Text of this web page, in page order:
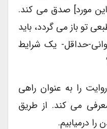
مورد] صدق می کند.
تو باز می گردد، باید
حداقل- یک شرایط
را به عنوان راهی
می کند. از طریق
درمیابیم.